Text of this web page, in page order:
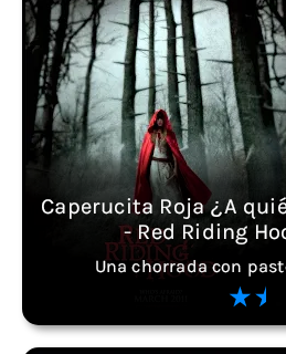
Caperucita Roja ¿A
- Red Riding
Una chorrada con